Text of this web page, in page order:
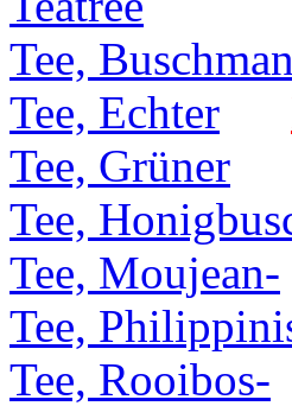
Tee,
Tee, Echter
Tee, Grüner
Tee,
Tee, Moujean-
Tee,
Tee, Rooibos-